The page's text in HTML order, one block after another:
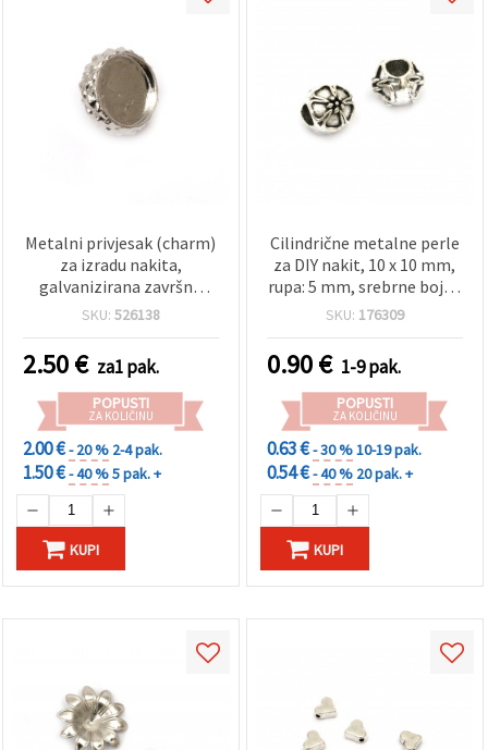
Metalni privjesak (charm)
za izradu nakita,
galvanizirana završna
obrada, motiv kapice žira
boja, 15x15x11 mm
SKU: 526138
2.50€ za1 pak.
POPUSTI
ZA KOLIČINU
2.00 €- 20 % 2-4 pak.
1.50 €- 40 %5 pak. +
KUPI
Cilindrične metalne perle
za DIY nakit, 10 x 10 mm,
rupa: 5 mm, srebrne boje -
5 komada
SKU: 176309
0.90€ 1-9 pak.
POPUSTI
ZA KOLIČINU
0.63 €- 30 %10-19 pak.
0.54 €- 40 % 20 pak. +
KUPI